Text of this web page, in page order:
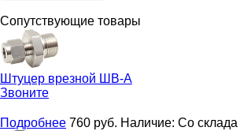
Сопутствующие товары
Штуцер врезной ШВ-А
Звоните
Подробнее 760 руб. Наличие: Со склада